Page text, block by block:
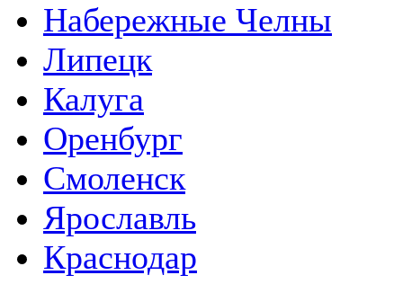
Набережные Челны
Липецк
Калуга
Оренбург
Смоленск
Ярославль
Краснодар